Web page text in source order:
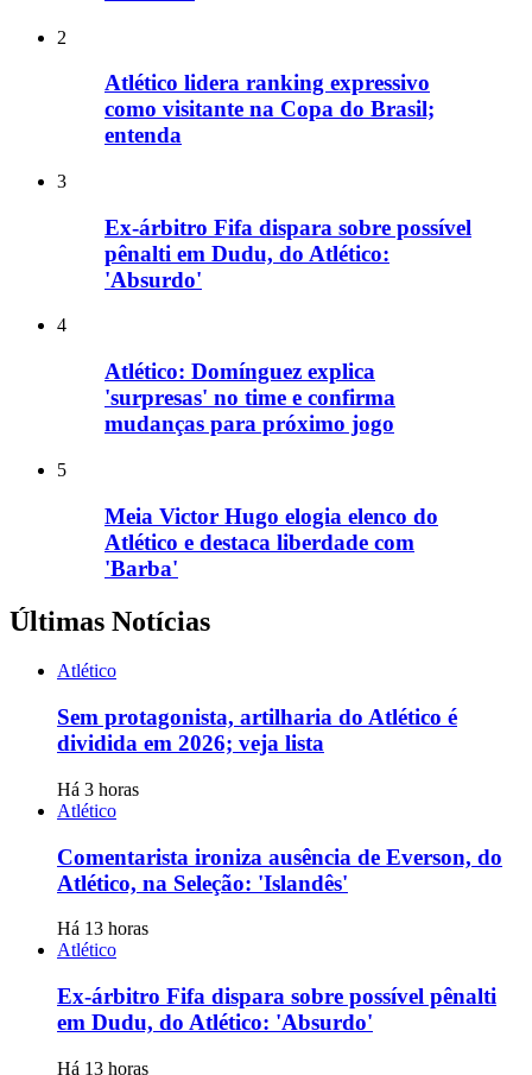
2
Atlético lidera ranking expressivo
como visitante na Copa do Brasil;
entenda
3
Ex-árbitro Fifa dispara sobre possível
pênalti em Dudu, do Atlético:
'Absurdo'
4
Atlético: Domínguez explica
'surpresas' no time e confirma
mudanças para próximo jogo
5
Meia Victor Hugo elogia elenco do
Atlético e destaca liberdade com
'Barba'
Últimas Notícias
Atlético
Sem protagonista, artilharia do Atlético é
dividida em 2026; veja lista
Há 3 horas
Atlético
Comentarista ironiza ausência de Everson, do
Atlético, na Seleção: 'Islandês'
Há 13 horas
Atlético
Ex-árbitro Fifa dispara sobre possível pênalti
em Dudu, do Atlético: 'Absurdo'
Há 13 horas